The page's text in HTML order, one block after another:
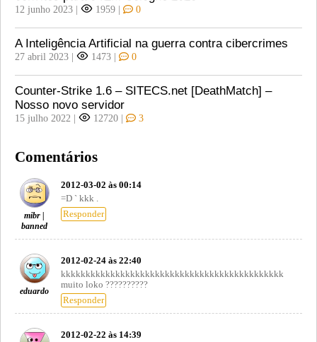
12 junho 2023 | 1959 | 0
A Inteligência Artificial na guerra contra cibercrimes
27 abril 2023 | 1473 | 0
Counter-Strike 1.6 – SITECS.net [DeathMatch] –
Nosso novo servidor
15 julho 2022 | 12720 | 3
Comentários
mibr |
banned
2012-03-02 às 00:14
=D ` kkk .
Responder
eduardo
2012-02-24 às 22:40
kkkkkkkkkkkkkkkkkkkkkkkkkkkkkkkkkkkkkkkkkkkkk
muito loko ??????????
Responder
2012-02-22 às 14:39